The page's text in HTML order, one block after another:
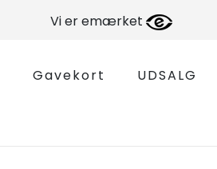
Vi er emærket
Gavekort UDSALG